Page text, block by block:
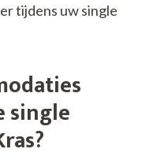
tijdens uw single
single